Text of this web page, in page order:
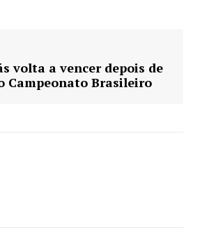
volta a vencer depois de
Campeonato Brasileiro